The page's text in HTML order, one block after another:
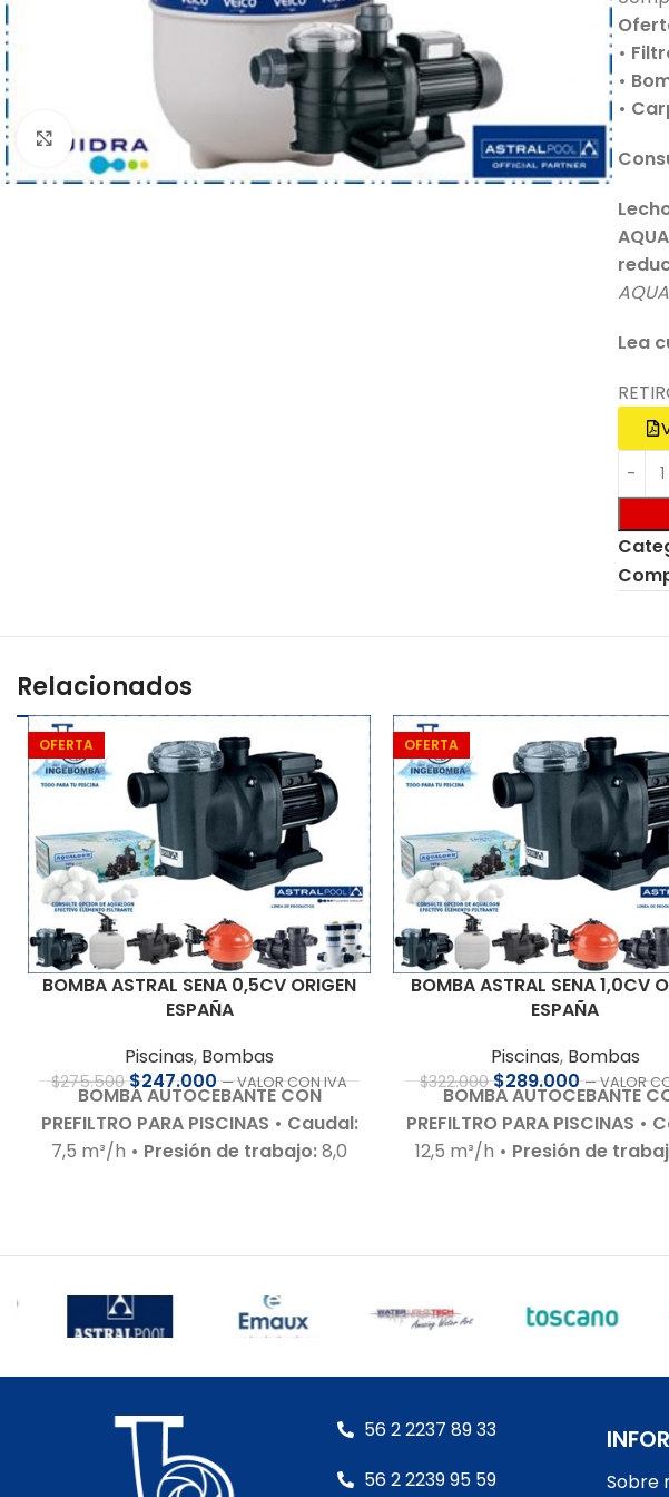
Haga clic para ampliar
•
•
•
Lea
Relacionados
OFERTA
BOMBA ASTRAL SENA 0,5CV ORIGEN
ESPAÑA
Piscinas, Bombas
$275.500 $247.000 — VALOR CON IVA
BOMBA AUTOCEBANTE CON
PREFILTRO PARA PISCINAS • Caudal:
7,5 m³/h • Presión de trabajo:8,0
conexiones para 50 mm• Cuerpo
hidráulico:En polipropileno de alta
calidad• Garantía:
Según cláusula
del fabricante
• Sello mecánico:
Especial AISI 316 y óxido de alúmina•
– Con rodamientos – Debe
ser protegida con interruptor
guarda motor RETIRO EN TIENDA
OFERTA
BOMBA ASTRAL SENA 1,0CV
ESPAÑA
Piscinas, Bombas
$322.000 $289.000 — VALOR
BOMBA AUTOCEBANTE
PREFILTRO PARA PISCINAS •
12,5 m³/h • Presión de
conexiones para 50 mm•
calidad
• Garantía:Según
Especial AISI 316 y óxido de
Motor:– Con rodamientos –
guarda motor RETIRO EN
56 2 2237 89 33
56 2 2239 95 59
Sobre